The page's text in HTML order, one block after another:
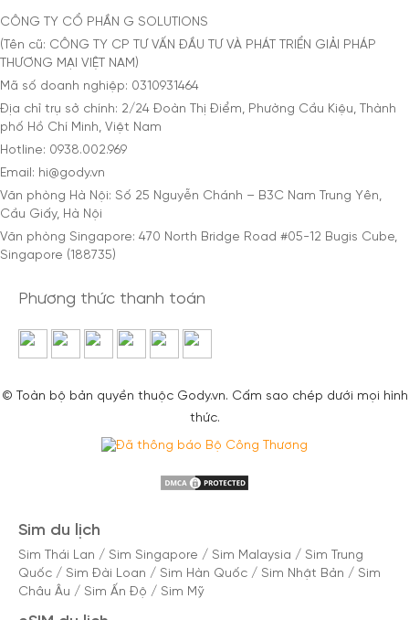
CÔNG TY CỔ PHẦN G SOLUTIONS
(Tên cũ: CÔNG TY CP TƯ VẤN ĐẦU TƯ VÀ PHÁT TRIỂN GIẢI PHÁP
THƯƠNG MẠI VIỆT NAM)
Mã số doanh nghiệp: 0310931464
Địa chỉ trụ sở chính: 2/24 Đoàn Thị Điểm, Phường Cầu Kiệu, Thành
phố Hồ Chí Minh, Việt Nam
Hotline: 0938.002.969
Email: hi@gody.vn
Văn phòng Hà Nội: Số 25 Nguyễn Chánh – B3C Nam Trung Yên,
Cầu Giấy, Hà Nội
Văn phòng Singapore: 470 North Bridge Road #05-12 Bugis Cube,
Singapore (188735)
Phương thức thanh toán
© Toàn bộ bản quyền thuộc Gody.vn. Cấm sao chép dưới mọi hình
thức.
Sim du lịch
Sim Thái Lan / Sim Singapore / Sim Malaysia / Sim Trung
Quốc / Sim Đài Loan / Sim Hàn Quốc / Sim Nhật Bản / Sim
Châu Âu / Sim Ấn Độ / Sim Mỹ